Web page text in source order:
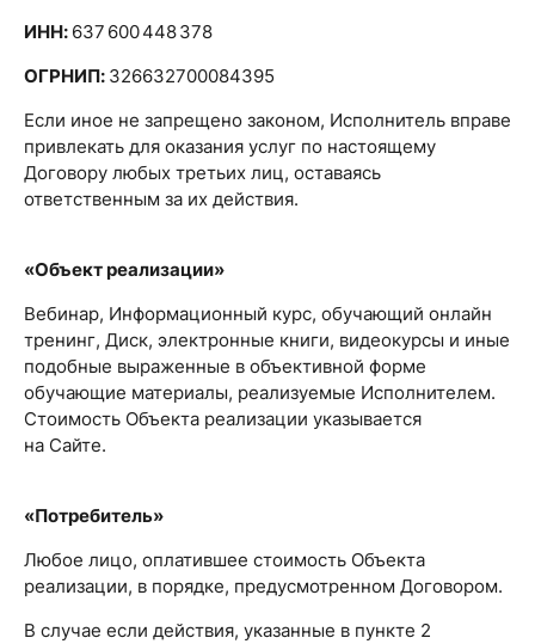
ИНН: 637 600 448 378
ОГРНИП: 326632700084395
Если иное не запрещено законом, Исполнитель вправе
привлекать для оказания услуг по настоящему
Договору любых третьих лиц, оставаясь
ответственным за их действия.
«Объект реализации»
Вебинар, Информационный курс, обучающий онлайн
тренинг, Диск, электронные книги, видеокурсы и иные
подобные выраженные в объективной форме
обучающие материалы, реализуемые Исполнителем.
Стоимость Объекта реализации указывается
на Сайте.
«Потребитель»
Любое лицо, оплатившее стоимость Объекта
реализации, в порядке, предусмотренном Договором.
В случае если действия, указанные в пункте 2